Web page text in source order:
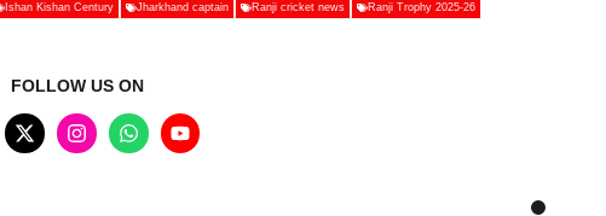
Ishan Kishan Century Jharkhand captain Ranji cricket news Ranji Trophy 2025-26
FOLLOW US ON